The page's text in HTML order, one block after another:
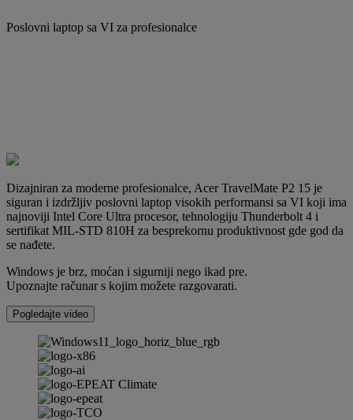
Poslovni laptop sa VI za profesionalce
Dizajniran za moderne profesionalce, Acer TravelMate P2 15 je
siguran i izdržljiv poslovni laptop visokih performansi sa VI koji ima
najnoviji Intel Core Ultra procesor, tehnologiju Thunderbolt 4 i
sertifikat MIL-STD 810H za besprekornu produktivnost gde god da
se nađete.
Windows je brz, moćan i sigurniji nego ikad pre.
Upoznajte računar s kojim možete razgovarati.
Pogledajte video